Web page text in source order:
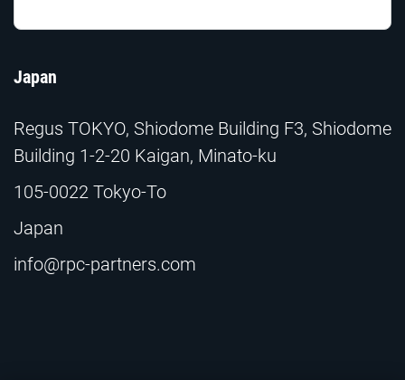
Japan
Regus TOKYO, Shiodome Building F3, Shiodome
Building 1-2-20 Kaigan, Minato-ku
105-0022 Tokyo-To
Japan
info@rpc-partners.com